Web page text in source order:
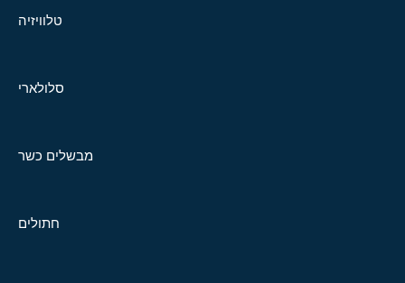
טלוויזיה
סלולארי
מבשלים כשר
חתולים